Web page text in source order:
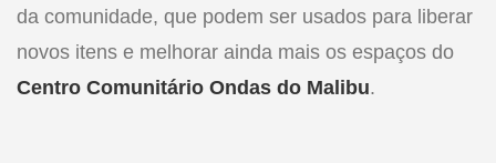
da comunidade, que podem ser usados para liberar
novos itens e melhorar ainda mais os espaços do
Centro Comunitário Ondas do Malibu.